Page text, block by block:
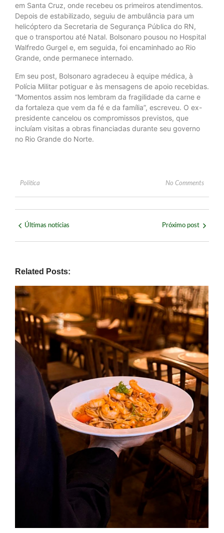
em Santa Cruz, onde recebeu os primeiros atendimentos.
Depois de estabilizado, seguiu de ambulância para um
helicóptero da Secretaria de Segurança Pública do RN,
que o transportou até Natal. Bolsonaro pousou no Hospital
Walfredo Gurgel e, em seguida, foi encaminhado ao Rio
Grande, onde permanece internado.
Em seu post, Bolsonaro agradeceu à equipe médica, à
Polícia Militar potiguar e às mensagens de apoio recebidas.
“Momentos assim nos lembram da fragilidade da carne e
da fortaleza que vem da fé e da família”, escreveu. O ex-
presidente cancelou os compromissos previstos, que
incluíam visitas a obras financiadas durante seu governo
no Rio Grande do Norte.
Política No Comments
Últimas notícias Próximo post
Related Posts: